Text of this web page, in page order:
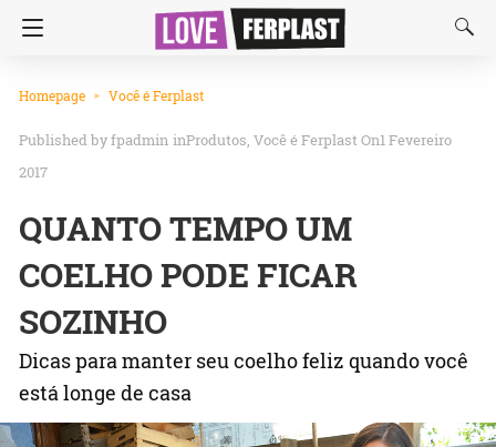
Homepage Você é Ferplast
fpadmin inProdutos Você é Ferplast On1 Fevereiro
2017
QUANTO TEMPO UM
COELHO PODE FICAR
SOZINHO
Dicas para manter seu coelho feliz quando você
está longe de casa